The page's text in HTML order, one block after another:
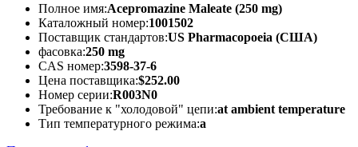
Полное имя:Acepromazine Maleate (250 mg)
Каталожный номер:1001502
Поставщик стандартов:US Pharmacopoeia (США)
фасовка:250 mg
CAS номер:3598-37-6
Цена поставщика:$252.00
Номер серии:R003N0
Требование к "холодовой" цепи:at ambient temperature
Тип температурного режима:a